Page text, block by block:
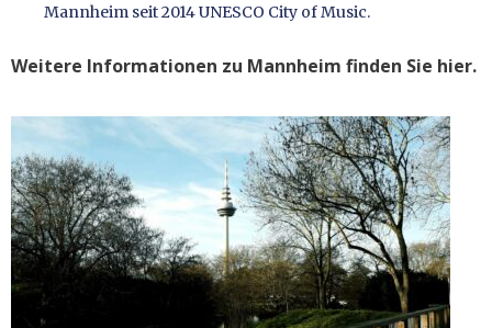
Mannheim seit 2014 UNESCO City of Music.
Weitere Informationen zu Mannheim finden Sie hier.